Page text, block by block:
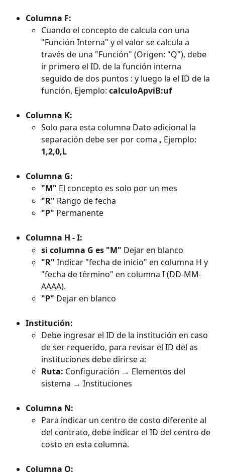
Columna F:
Cuando el concepto de calcula con una
"Función Interna" y el valor se calcula a
través de una "Función" (Origen: "Q"), debe
ir primero el ID. de la función interna
seguido de dos puntos : y luego la el ID de la
función, Ejemplo: calculoApviB:uf
Columna K:
Solo para esta columna Dato adicional la
separación debe ser por coma , Ejemplo:
1,2,0,L
Columna G:
"M" El concepto es solo por un mes
"R" Rango de fecha
"P" Permanente
Columna H - I:
si columna G es "M" Dejar en blanco
"R" Indicar "fecha de inicio" en columna H y
"fecha de término" en columna I (DD-MM-
AAAA).
"P" Dejar en blanco
Institución:
Debe ingresar el ID de la institución en caso
de ser requerido, para revisar el ID del as
instituciones debe dirirse a:
Ruta: Configuración → Elementos del
sistema → Instituciones
Columna N:
Para indicar un centro de costo diferente al
del contrato, debe indicar el ID del centro de
costo en esta columna.
Columna O: